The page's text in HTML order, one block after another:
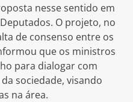
nesse sentido em
O projeto, no
de consenso entre os
que os ministros
para dialogar com
sociedade, visando
na área.